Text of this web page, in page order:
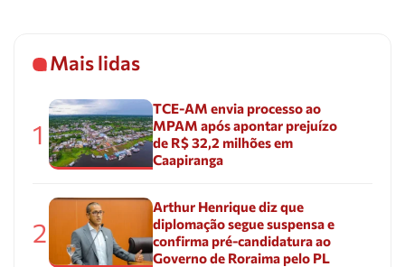
Mais lidas
1
TCE-AM envia processo ao
MPAM após apontar prejuízo
de R$ 32,2 milhões em
Caapiranga
2
Arthur Henrique diz que
diplomação segue suspensa e
confirma pré-candidatura ao
Governo de Roraima pelo PL